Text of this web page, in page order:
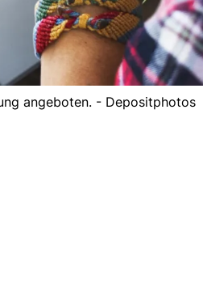
angeboten. - Depositphotos